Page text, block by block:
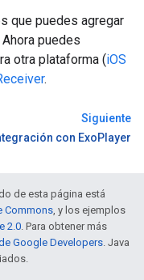
que puedes agregar
puedes
otra plataforma (iOS
.
Siguiente
con ExoPlayer
de esta página está
Commons, y los ejemplos
2.0. Para obtener más
Google Developers. Java